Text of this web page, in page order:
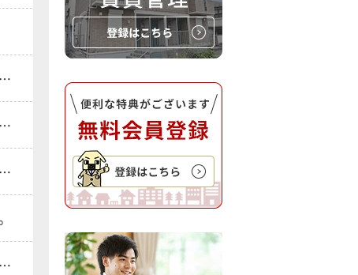
鶴ヶ島市藤金 マンションのマンション｜不動産買取査定を承りました。
鶴ヶ島市脚折町 マンションのマンション｜不動産売却査定を承りました。
鶴ヶ島市鶴ケ丘 マンションのマンション｜不動産売却査定を承りました。
坂戸市日の出町マンションのマンション｜不動産売却査定を承りました。